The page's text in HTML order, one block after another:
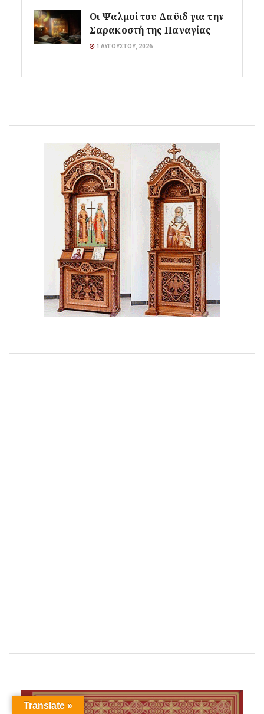
Οι Ψαλμοί του Δαϋιδ για την
Σαρακοστή της Παναγίας
1 ΑΥΓΟΎΣΤΟΥ, 2026
Translate »